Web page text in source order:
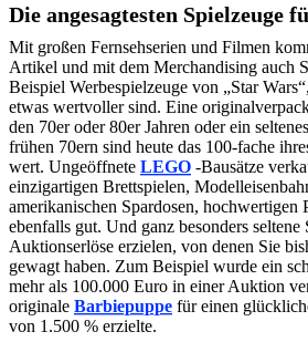
Die angesagtesten Spielzeuge
Mit großen Fernsehserien und Filmen
Artikel und mit dem Merchandising auch
Beispiel Werbespielzeuge von „Star
etwas wertvoller sind. Eine
den 70er oder 80er Jahren oder ein
frühen 70ern sind heute das 100-fache
wert. Ungeöffnete LEGO -Bausätze
einzigartigen Brettspielen,
amerikanischen Spardosen, hochwertigen
ebenfalls gut. Und ganz besonders seltene
Auktionserlöse erzielen, von denen Sie
gewagt haben. Zum Beispiel wurde ein
mehr als 100.000 Euro in einer Auktion
originale Barbiepuppe für einen
von 1.500 % erzielte.